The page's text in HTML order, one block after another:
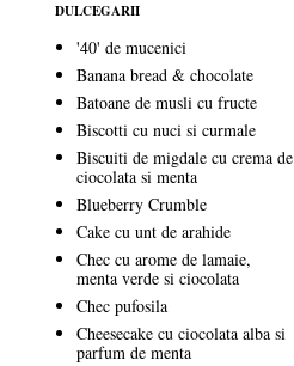
DULCEGARII
'40' de mucenici
Banana bread & chocolate
Batoane de musli cu fructe
Biscotti cu nuci si curmale
Biscuiti de migdale cu crema de
ciocolata si menta
Blueberry Crumble
Cake cu unt de arahide
Chec cu arome de lamaie,
menta verde si ciocolata
Chec pufosila
Cheesecake cu ciocolata alba si
parfum de menta